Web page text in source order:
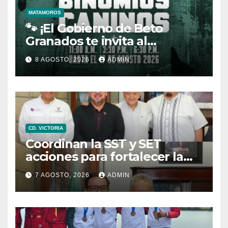
MATAMOROS
🐾 ¡El Gobierno de Beto
Granados te invita al
espectáculo de Binomios
Caninos!
8 AGOSTO, 2026 ADMIN
CD. VICTORIA
Coordinan la SST y SET
acciones para fortalecer la
formación médica y la
bioética en Tamaulipas
7 AGOSTO, 2026 ADMIN